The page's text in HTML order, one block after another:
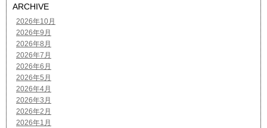
ARCHIVE
2026年10月
2026年9月
2026年8月
2026年7月
2026年6月
2026年5月
2026年4月
2026年3月
2026年2月
2026年1月